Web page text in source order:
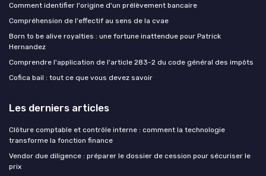
Comment identifier l'origine d'un prélèvement bancaire
Compréhension de l'effectif au sens de la cvae
Born to be alive royalties : une fortune inattendue pour Patrick
Hernandez
Comprendre l'application de l'article 283-2 du code général des impôts
Cofica bail : tout ce que vous devez savoir
Les derniers articles
Clôture comptable et contrôle interne : comment la technologie
transforme la fonction finance
Vendor due diligence : préparer le dossier de cession pour sécuriser le
prix